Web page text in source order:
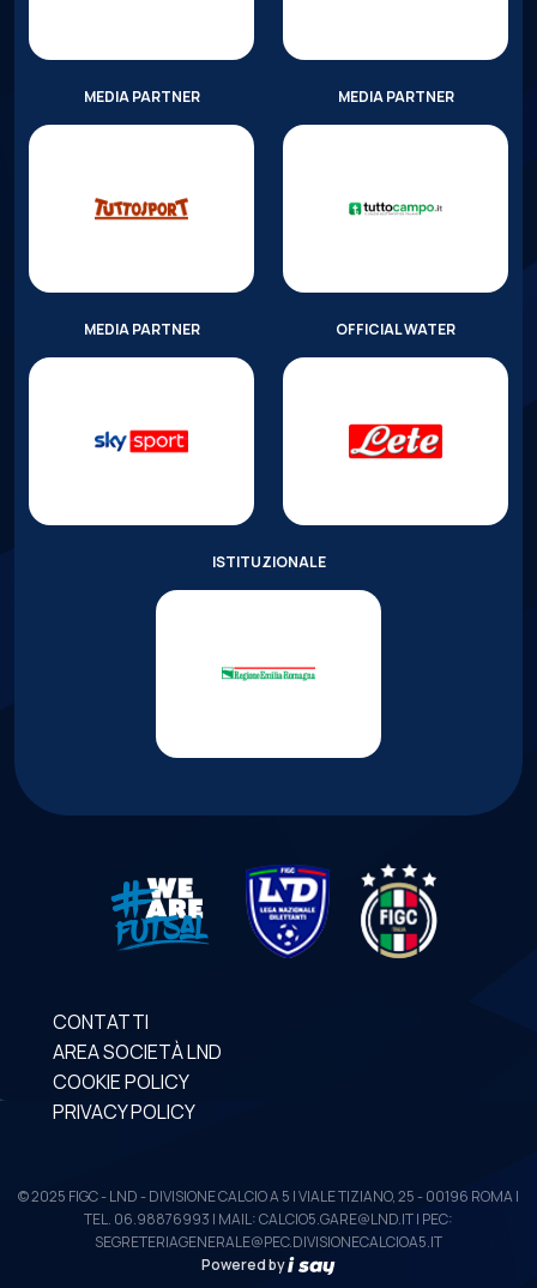
MEDIA PARTNER MEDIA PARTNER
MEDIA PARTNER OFFICIAL WATER
ISTITUZIONALE
CONTATTI
AREA SOCIETÀ LND
COOKIE POLICY
PRIVACY POLICY
© 2025 FIGC - LND - DIVISIONE CALCIO A 5 | VIALE TIZIANO, 25 - 00196 ROMA |
TEL. 06.98876993 | MAIL: CALCIO5.GARE@LND.IT | PEC:
SEGRETERIAGENERALE@PEC.DIVISIONECALCIOA5.IT
Powered by